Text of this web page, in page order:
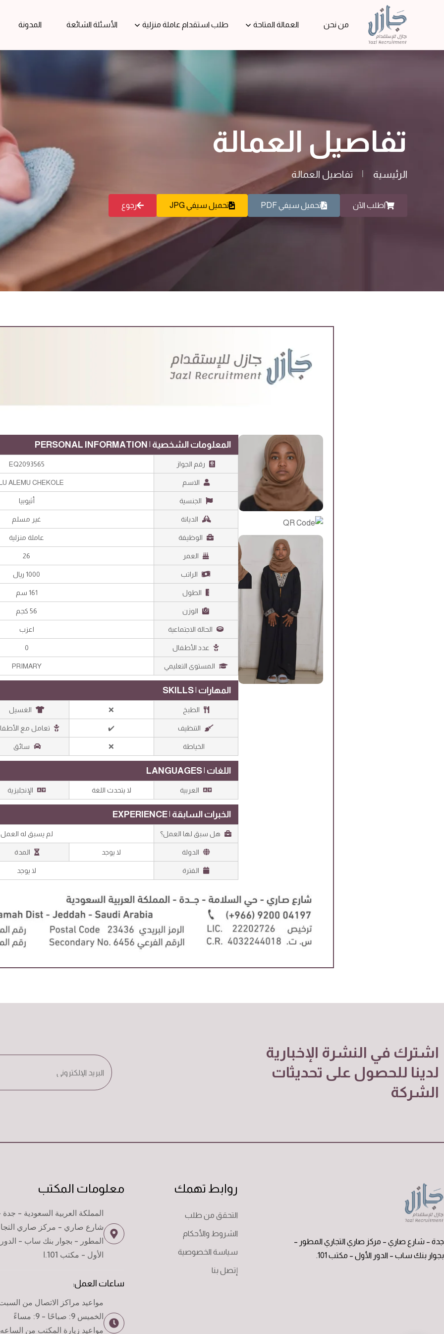
من نحن العمالة المتاحة طلب استقدام عاملة منزلية الأسئلة الشائعة المدونة
تفاصيل العمالة
الرئيسية تفاصيل العمالة
اطلب الآن تحميل سيفي PDF تحميل سيفي JPG رجوع
المعلومات الشخصية | PERSONAL INFORMATION
رقم الجواز EQ2093565
الاسم ALEMU CHEKOLE
الجنسية أثيوبيا
الديانة غير مسلم
الوظيفة عاملة منزلية
العمر 26
الراتب 1000 ريال
الطول 161 سم
الوزن 56 كجم
الحالة الاجتماعية اعزب
عدد الأطفال 0
المستوى التعليمي PRIMARY
المهارات | SKILLS
الطبخ ❌ الغسيل
التنظيف ✔️ تعامل مع
الخياطة ❌ سائق
اللغات | LANGUAGES
العربية لا يتحدث اللغة الإنجليزية
الخبرات السابقة | EXPERIENCE
هل سبق لها العمل؟ لم يسبق له العمل
الدولة لا يوجد المدة
الفترة لا يوجد
اشترك في النشرة الإخبارية
لدينا للحصول على تحديثات
الشركة
جدة – شارع صاري – مركز صاري التجاري المطور –
بجوار بنك ساب – الدور الأول – مكتب 101.
روابط تهمك
التحقق من طلب
الشروط والأحكام
سياسة الخصوصية
إتصل بنا
معلومات المكتب
المملكة العربية السعودية -
شارع صاري - مركز صاري
المطور - بجوار بنك ساب - الدور
الأول - مكتب 101.ا
ساعات العمل:
مواعيد مراكز الاتصال من
الخميس 9: صباحًا - 9: مساءً